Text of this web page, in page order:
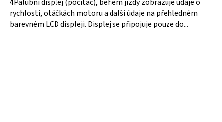
4Palubní displej (počítač), během jízdy zobrazuje údaje o
rychlosti, otáčkách motoru a další údaje na přehledném
barevném LCD displeji. Displej se připojuje pouze do...